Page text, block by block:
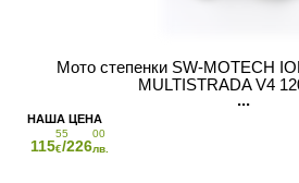
Мото степенки SW-MOTECH
MULTISTRADA V4
115
55
€/226
00
лв.